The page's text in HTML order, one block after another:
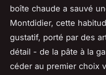
boîte chaude a sauvé
Montdidier, cette
gustatif, porté par des
détail - de la pâte à la
céder au premier choix